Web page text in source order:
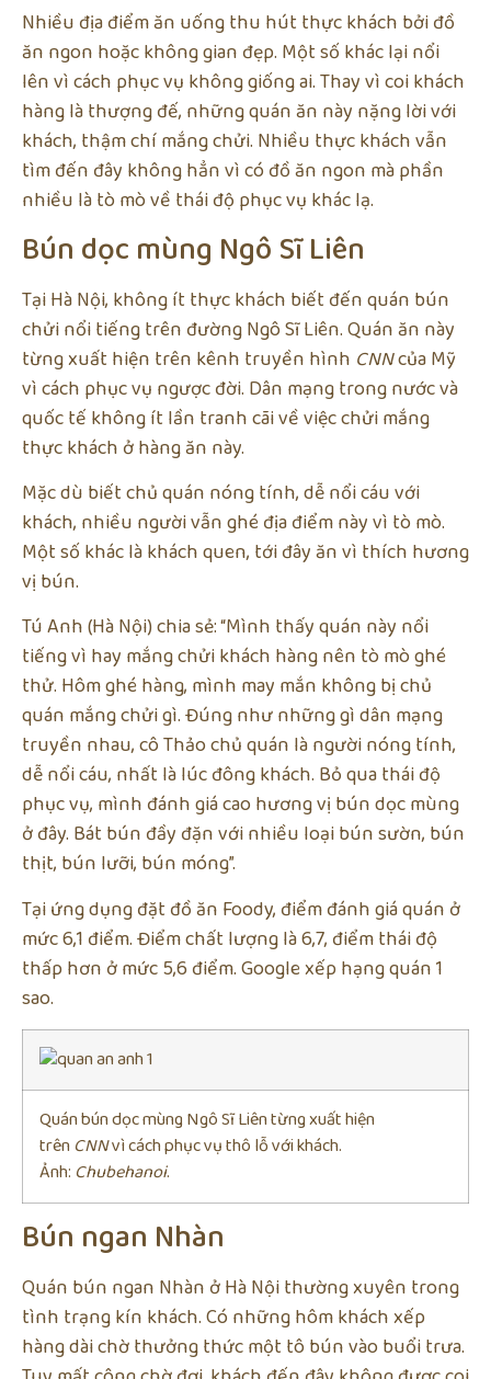
Nhiều địa điểm ăn uống thu hút thực khách bởi đồ
ăn ngon hoặc không gian đẹp. Một số khác lại nổi
lên vì cách phục vụ không giống ai. Thay vì coi khách
hàng là thượng đế, những quán ăn này nặng lời với
khách, thậm chí mắng chửi. Nhiều thực khách vẫn
tìm đến đây không hẳn vì có đồ ăn ngon mà phần
nhiều là tò mò về thái độ phục vụ khác lạ.
Bún dọc mùng Ngô Sĩ Liên
Tại Hà Nội, không ít thực khách biết đến quán bún
chửi nổi tiếng trên đường Ngô Sĩ Liên. Quán ăn này
từng xuất hiện trên kênh truyền hình CNNcủa Mỹ
vì cách phục vụ ngược đời. Dân mạng trong nước và
quốc tế không ít lần tranh cãi về việc chửi mắng
thực khách ở hàng ăn này.
Mặc dù biết chủ quán nóng tính, dễ nổi cáu với
khách, nhiều người vẫn ghé địa điểm này vì tò mò.
Một số khác là khách quen, tới đây ăn vì thích hương
vị bún.
Tú Anh (Hà Nội) chia sẻ: “Mình thấy quán này nổi
tiếng vì hay mắng chửi khách hàng nên tò mò ghé
thử. Hôm ghé hàng, mình may mắn không bị chủ
quán mắng chửi gì. Đúng như những gì dân mạng
truyền nhau, cô Thảo chủ quán là người nóng tính,
dễ nổi cáu, nhất là lúc đông khách. Bỏ qua thái độ
phục vụ, mình đánh giá cao hương vị bún dọc mùng
ở đây. Bát bún đầy đặn với nhiều loại bún sườn, bún
thịt, bún lưỡi, bún móng”.
Tại ứng dụng đặt đồ ăn Foody, điểm đánh giá quán ở
mức 6,1 điểm. Điểm chất lượng là 6,7, điểm thái độ
thấp hơn ở mức 5,6 điểm. Google xếp hạng quán 1
sao.
Quán bún dọc mùng Ngô Sĩ Liên từng xuất hiện
trên CNNvì cách phục vụ thô lỗ với khách.
Ảnh: Chubehanoi.
Bún ngan Nhàn
Quán bún ngan Nhàn ở Hà Nội thường xuyên trong
tình trạng kín khách. Có những hôm khách xếp
hàng dài chờ thưởng thức một tô bún vào buổi trưa.